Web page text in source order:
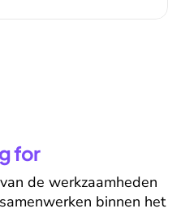
for
de werkzaamheden
binnen het